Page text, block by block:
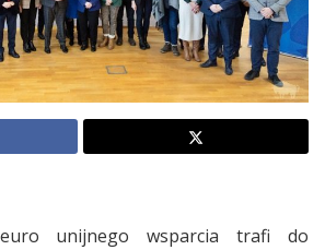
unijnego wsparcia trafi do